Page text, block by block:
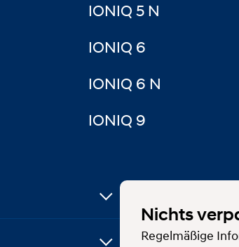
IONIQ 5 N
IONIQ 6
IONIQ 6 N
IONIQ 9
Nichts
Regelmäßige